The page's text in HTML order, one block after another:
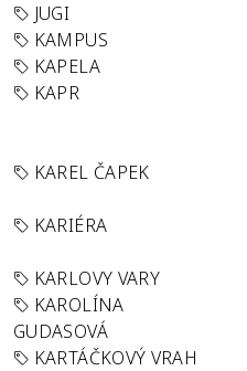
JUGI
KAMPUS
KAPELA
KAPR
KAREL ČAPEK
KARIÉRA
KARLOVY VARY
KAROLÍNA
GUDASOVÁ
KARTÁČKOVÝ VRAH